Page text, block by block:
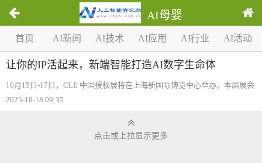
AI母婴
首页 AI新闻 AI技术 AI应用 AI行业 AI活动
1/0
让你的IP活起来，新端智能打造AI数字生命体
10月15日-17日，CLE 中国授权展将在上海新国际博览中心举办。本届展会
展览面积超65000 平米，吸引国内外2600+全品类IP/机构参展，南京新端智
2025-10-18 09:35
点击或上拉显示更多